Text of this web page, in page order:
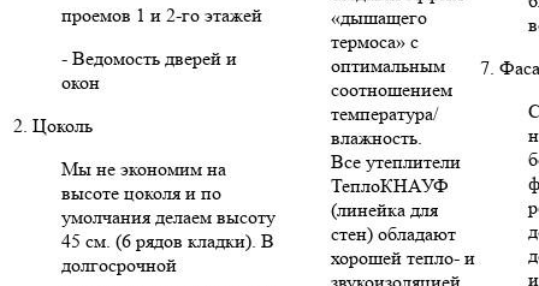
проемов 1 и 2-го этажей
- Ведомость дверей и
окон
2. Цоколь
Мы не экономим на
высоте цоколя и по
умолчания делаем высоту
45 см. (6 рядов кладки). В
долгосрочной
«дышащего
термоса» с
оптимальным
соотношением
температура/
влажность.
Все утеплители
ТеплоКНАУФ
(линейка для
стен) обладают
хорошей тепло- и
7.